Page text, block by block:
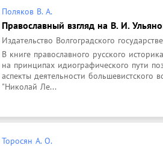
Поляков В. А.
Православный взгляд на В. И.
Издательство Волгоградского
В книге православного русского
на принципах идиографического пути
аспекты деятельности
"Николай Ле...
Торосян А. О.